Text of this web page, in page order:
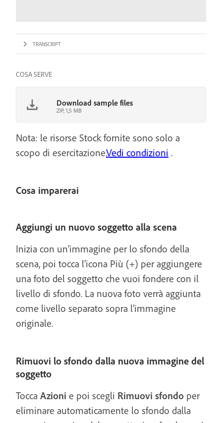
TRANSCRIPT
COSA SERVE
Download sample files
ZIP, 1,5 MB
Nota: le risorse Stock fornite sono solo a
scopo di esercitazione.Vedi condizioni .
Cosa imparerai
Aggiungi un nuovo soggetto alla scena
Inizia con un’immagine per lo sfondo della
scena, poi tocca l’icona Più (+) per aggiungere
una foto del soggetto che vuoi fondere con il
livello di sfondo. La nuova foto verrà aggiunta
come livello separato sopra l’immagine
originale.
Rimuovi lo sfondo dalla nuova immagine del
soggetto
Tocca Azioni e poi scegli Rimuovi sfondo per
eliminare automaticamente lo sfondo dalla